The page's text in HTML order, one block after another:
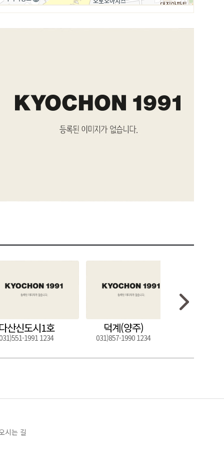
산신도시1호
1991 1234
덕계(양주)
031)857-1990 1234
시는 길